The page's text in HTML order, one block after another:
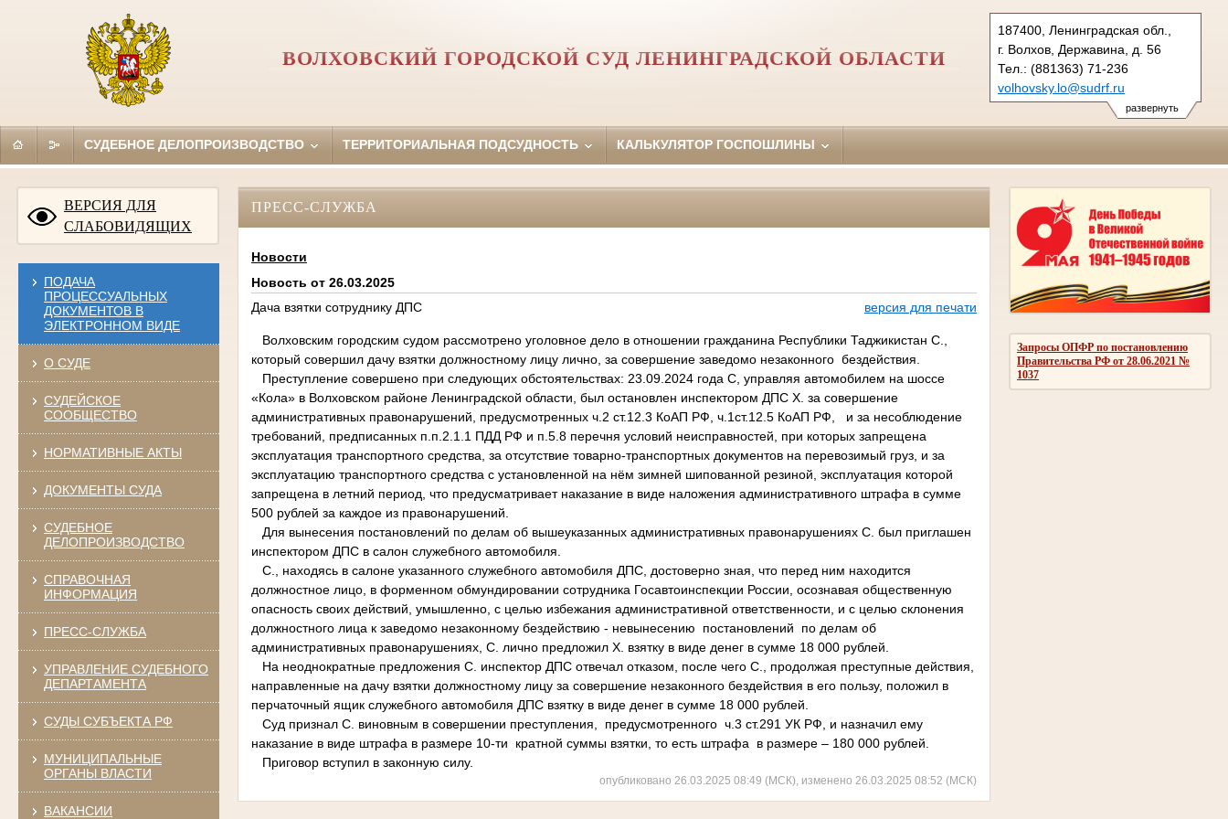
развернуть
187400, Ленинградская обл.,
г. Волхов, Державина, д. 56
Тел.: (881363) 71-236
volhovsky.lo@sudrf.ru
ВОЛХОВСКИЙ ГОРОДСКОЙ СУД ЛЕНИНГРАДСКОЙ ОБЛАСТИ
СУДЕБНОЕ ДЕЛОПРОИЗВОДСТВО ТЕРРИТОРИАЛЬНАЯ ПОДСУДНОСТЬ КАЛЬКУЛЯТОР ГОСПОШЛИНЫ
ВЕРСИЯ ДЛЯ
СЛАБОВИДЯЩИХ
ПОДАЧА
ПРОЦЕССУАЛЬНЫХ
ДОКУМЕНТОВ В
ЭЛЕКТРОННОМ ВИДЕ
О СУДЕ
СУДЕЙСКОЕ
СООБЩЕСТВО
НОРМАТИВНЫЕ АКТЫ
ДОКУМЕНТЫ СУДА
СУДЕБНОЕ
ДЕЛОПРОИЗВОДСТВО
СПРАВОЧНАЯ
ИНФОРМАЦИЯ
ПРЕСС-СЛУЖБА
УПРАВЛЕНИЕ СУДЕБНОГО
ДЕПАРТАМЕНТА
СУДЫ СУБЪЕКТА РФ
МУНИЦИПАЛЬНЫЕ
ОРГАНЫ ВЛАСТИ
ВАКАНСИИ
Запросы ОПФР по постановлению
Правительства РФ от 28.06.2021 №
1037
ПРЕСС-СЛУЖБА
Новости
Новость от 26.03.2025
Дача взятки сотруднику ДПС
версия для печати
Волховским городским судом рассмотрено уголовное дело в отношении гражданина Республики Таджикистан С.,
который совершил дачу взятки должностному лицу лично, за совершение заведомо незаконного бездействия.
Преступление совершено при следующих обстоятельствах: 23.09.2024 года С, управляя автомобилем на шоссе
«Кола» в Волховском районе Ленинградской области, был остановлен инспектором ДПС Х. за совершение
административных правонарушений, предусмотренных ч.2 ст.12.3 КоАП РФ, ч.1ст.12.5 КоАП РФ, и за несоблюдение
требований, предписанных п.п.2.1.1 ПДД РФ и п.5.8 перечня условий неисправностей, при которых запрещена
эксплуатация транспортного средства, за отсутствие товарно-транспортных документов на перевозимый груз, и за
эксплуатацию транспортного средства с установленной на нём зимней шипованной резиной, эксплуатация которой
запрещена в летний период, что предусматривает наказание в виде наложения административного штрафа в сумме
500 рублей за каждое из правонарушений.
Для вынесения постановлений по делам об вышеуказанных административных правонарушениях С. был приглашен
инспектором ДПС в салон служебного автомобиля.
С., находясь в салоне указанного служебного автомобиля ДПС, достоверно зная, что перед ним находится
должностное лицо, в форменном обмундировании сотрудника Госавтоинспекции России, осознавая общественную
опасность своих действий, умышленно, с целью избежания административной ответственности, и с целью склонения
должностного лица к заведомо незаконному бездействию - невынесению постановлений по делам об
административных правонарушениях, С. лично предложил Х. взятку в виде денег в сумме 18 000 рублей.
На неоднократные предложения С. инспектор ДПС отвечал отказом, после чего С., продолжая преступные действия,
направленные на дачу взятки должностному лицу за совершение незаконного бездействия в его пользу, положил в
перчаточный ящик служебного автомобиля ДПС взятку в виде денег в сумме 18 000 рублей.
Суд признал С. виновным в совершении преступления, предусмотренного ч.3 ст.291 УК РФ, и назначил ему
наказание в виде штрафа в размере 10-ти кратной суммы взятки, то есть штрафа в размере – 180 000 рублей.
Приговор вступил в законную силу.
опубликовано 26.03.2025 08:49 (МСК), изменено 26.03.2025 08:52 (МСК)